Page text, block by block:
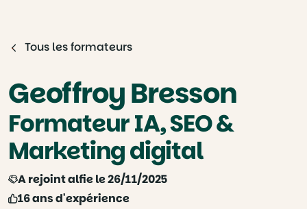
Tous les formateurs
Geoffroy Bresson
Formateur IA, SEO &
Marketing digital
A rejoint alfie le 26/11/2025
16 ans d'expérience